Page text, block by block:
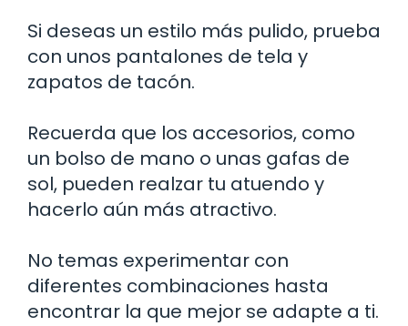
Si deseas un estilo más pulido, prueba
con unos pantalones de tela y
zapatos de tacón.
Recuerda que los accesorios, como
un bolso de mano o unas gafas de
sol, pueden realzar tu atuendo y
hacerlo aún más atractivo.
No temas experimentar con
diferentes combinaciones hasta
encontrar la que mejor se adapte a ti.